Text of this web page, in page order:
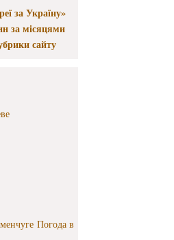
за Україну»
за місяцями
сайту
Погода в